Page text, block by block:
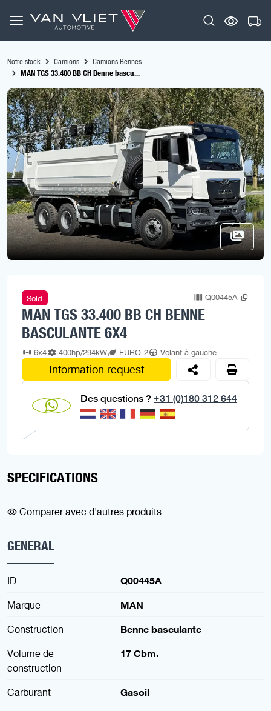
Notre stock Camions
Camions Bennes
MAN TGS 33.400 BB CH Benne bascu...
Sold Q00445A
MAN TGS 33.400 BB CH BENNE
BASCULANTE 6X4
6x4 400hp/294kW EURO-2 Volant à gauche
Information request
Des questions ? +31 (0)180 312 644
SPECIFICATIONS
Comparer avec d'autres produits
GENERAL
ID
Q00445A
Marque
MAN
Construction
Benne basculante
Volume de
construction
17 Cbm.
Carburant Gasoil